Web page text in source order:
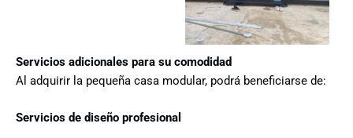
Servicios adicionales para su comodidad
Al adquirir la pequeña casa modular, podrá beneficiarse de:
Servicios de diseño profesional